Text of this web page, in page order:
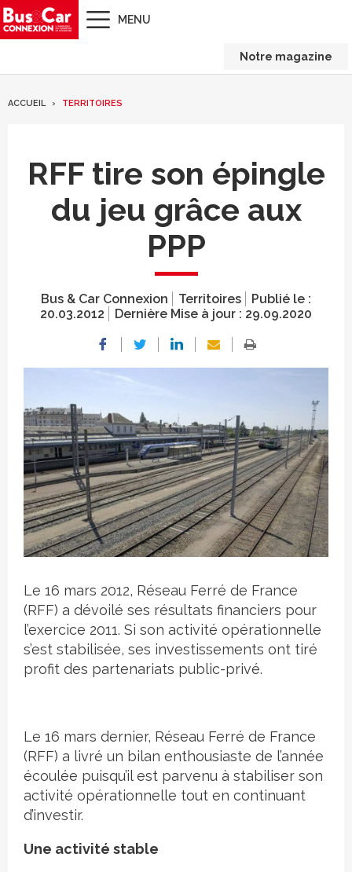
MENU
Notre magazine
ACCUEIL TERRITOIRES
RFF tire son épingle
du jeu grâce aux
PPP
Bus & Car Connexion Territoires
Publié le :
20.03.2012
Dernière Mise à jour : 29.09.2020
Crédit photo
Le 16 mars 2012, Réseau Ferré de France
(RFF) a dévoilé ses résultats financiers pour
l’exercice 2011. Si son activité opérationnelle
s’est stabilisée, ses investissements ont tiré
profit des partenariats public-privé.
Le 16 mars dernier, Réseau Ferré de France
(RFF) a livré un bilan enthousiaste de l’année
écoulée puisqu’il est parvenu à stabiliser son
activité opérationnelle tout en continuant
d’investir.
Une activité stable